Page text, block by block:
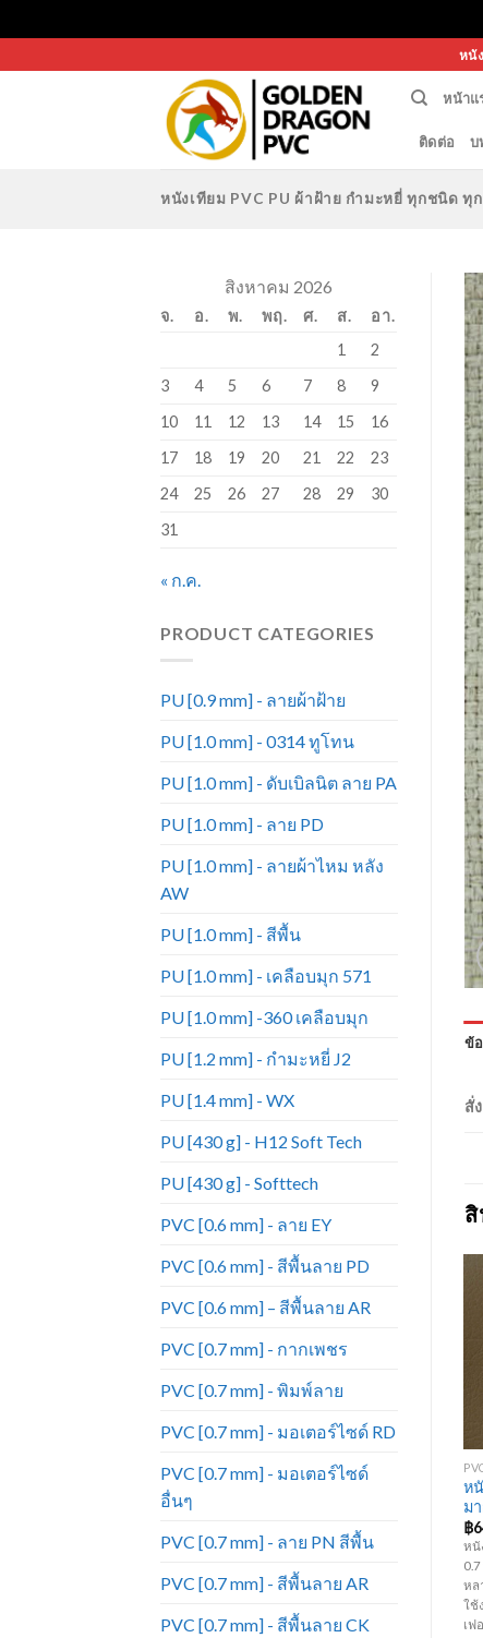
to
หนั
หน้าแ
ติดต่อ บ
หนังเทียม PVC PU ผ้าฝ้าย กำมะหยี่ ทุกชนิด ทุ
สิงหาคม 2026
จ. อ. พ. พฤ. ศ. ส.
อา.
1
2
3
4 5 6 7 8
9
10
11 12 13 14 15
16
17
18 19 20 21 22
23
24
25 26 27 28 29
30
31
« ก.ค.
PRODUCT CATEGORIES
PU [0.9 mm] - ลายผ้าฝ้าย
PU [1.0 mm] - 0314 ทูโทน
PU [1.0 mm] - ดับเบิลนิต ลาย PA
PU [1.0 mm] - ลาย PD
PU [1.0 mm] - ลายผ้าไหม หลัง
AW
PU [1.0 mm] - สีพื้น
PU [1.0 mm] - เคลือบมุก 571
PU [1.0 mm] -360 เคลือบมุก
PU [1.2 mm] - กำมะหยี่ J2
PU [1.4 mm] - WX
PU [430 g] - H12 Soft Tech
PU [430 g] - Softtech
PVC [0.6 mm] - ลาย EY
PVC [0.6 mm] - สีพื้นลาย PD
PVC [0.6 mm] – สีพื้นลาย AR
PVC [0.7 mm] - กากเพชร
PVC [0.7 mm] - พิมพ์ลาย
PVC [0.7 mm] - มอเตอร์ไซด์ RD
PVC [0.7 mm] - มอเตอร์ไซด์
อื่นๆ
PVC [0.7 mm] - ลาย PN สีพื้น
PVC [0.7 mm] - สีพื้นลาย AR
PVC [0.7 mm] - สีพื้นลาย CK
ข้
สั่
ห
ม
฿
หนั
หล
ใช้
เฟ
Add to
PVC [0.7 MM] - ลาย PN สีพื้น
หนังเทียมเฟอร์นิเจอร์ ขายดี
มาก หนังเทียม_PN741
หนัง PVC สีพื้น ลาย PN ความหนา
หลายมากกว่าหนังแท้ ทนทานต่อการ
เฟอร์นิเจอร์ โซฟา เก้าอี้ บุหัวเตียง
+
PVC [0.6 MM] - สีพื้นลาย PD
หนังเทียมเฟอร์นิเจอร์ ขายดี
หนัง PVC สีพื้น ลาย PD ความหนา
หลายมากกว่าหนังแท้ ทนทานต่อการ
เฟอร์นิเจอร์ โซฟา เก้าอี้ บุหัวเตียง